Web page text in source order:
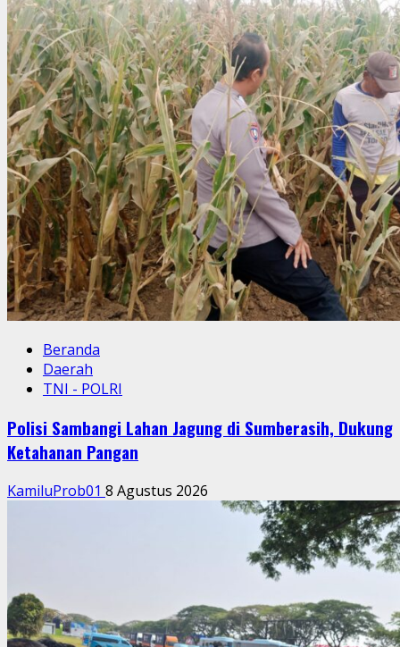
Beranda
Daerah
TNI - POLRI
Polisi Sambangi Lahan Jagung di Sumberasih, Dukung
Ketahanan Pangan
KamiluProb01 8 Agustus 2026